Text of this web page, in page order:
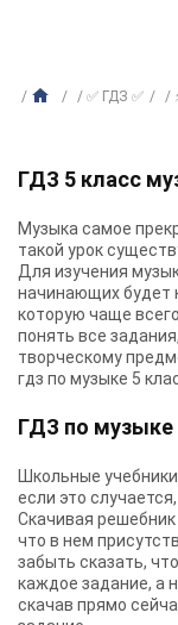
✅ ГДЗ ✅
ГДЗ 5 класс
Музыка самое
такой урок
Для изучения
начинающих будет
которую чаще
понять все
творческому
гдз по музыке 5
ГДЗ по музыке
Школьные
если это
Скачивая
что в нем
забыть сказать,
каждое задание, а
скачав прямо